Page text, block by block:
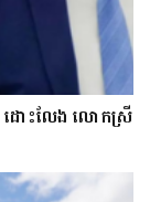
ដោះ​លែង​ លោកស្រី